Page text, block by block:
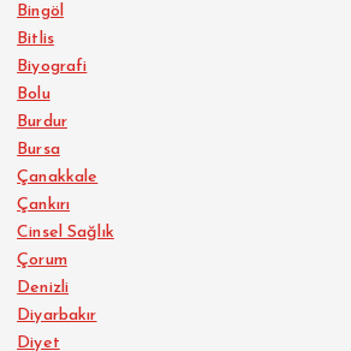
Bingöl
Bitlis
Biyografi
Bolu
Burdur
Bursa
Çanakkale
Çankırı
Cinsel Sağlık
Çorum
Denizli
Diyarbakır
Diyet